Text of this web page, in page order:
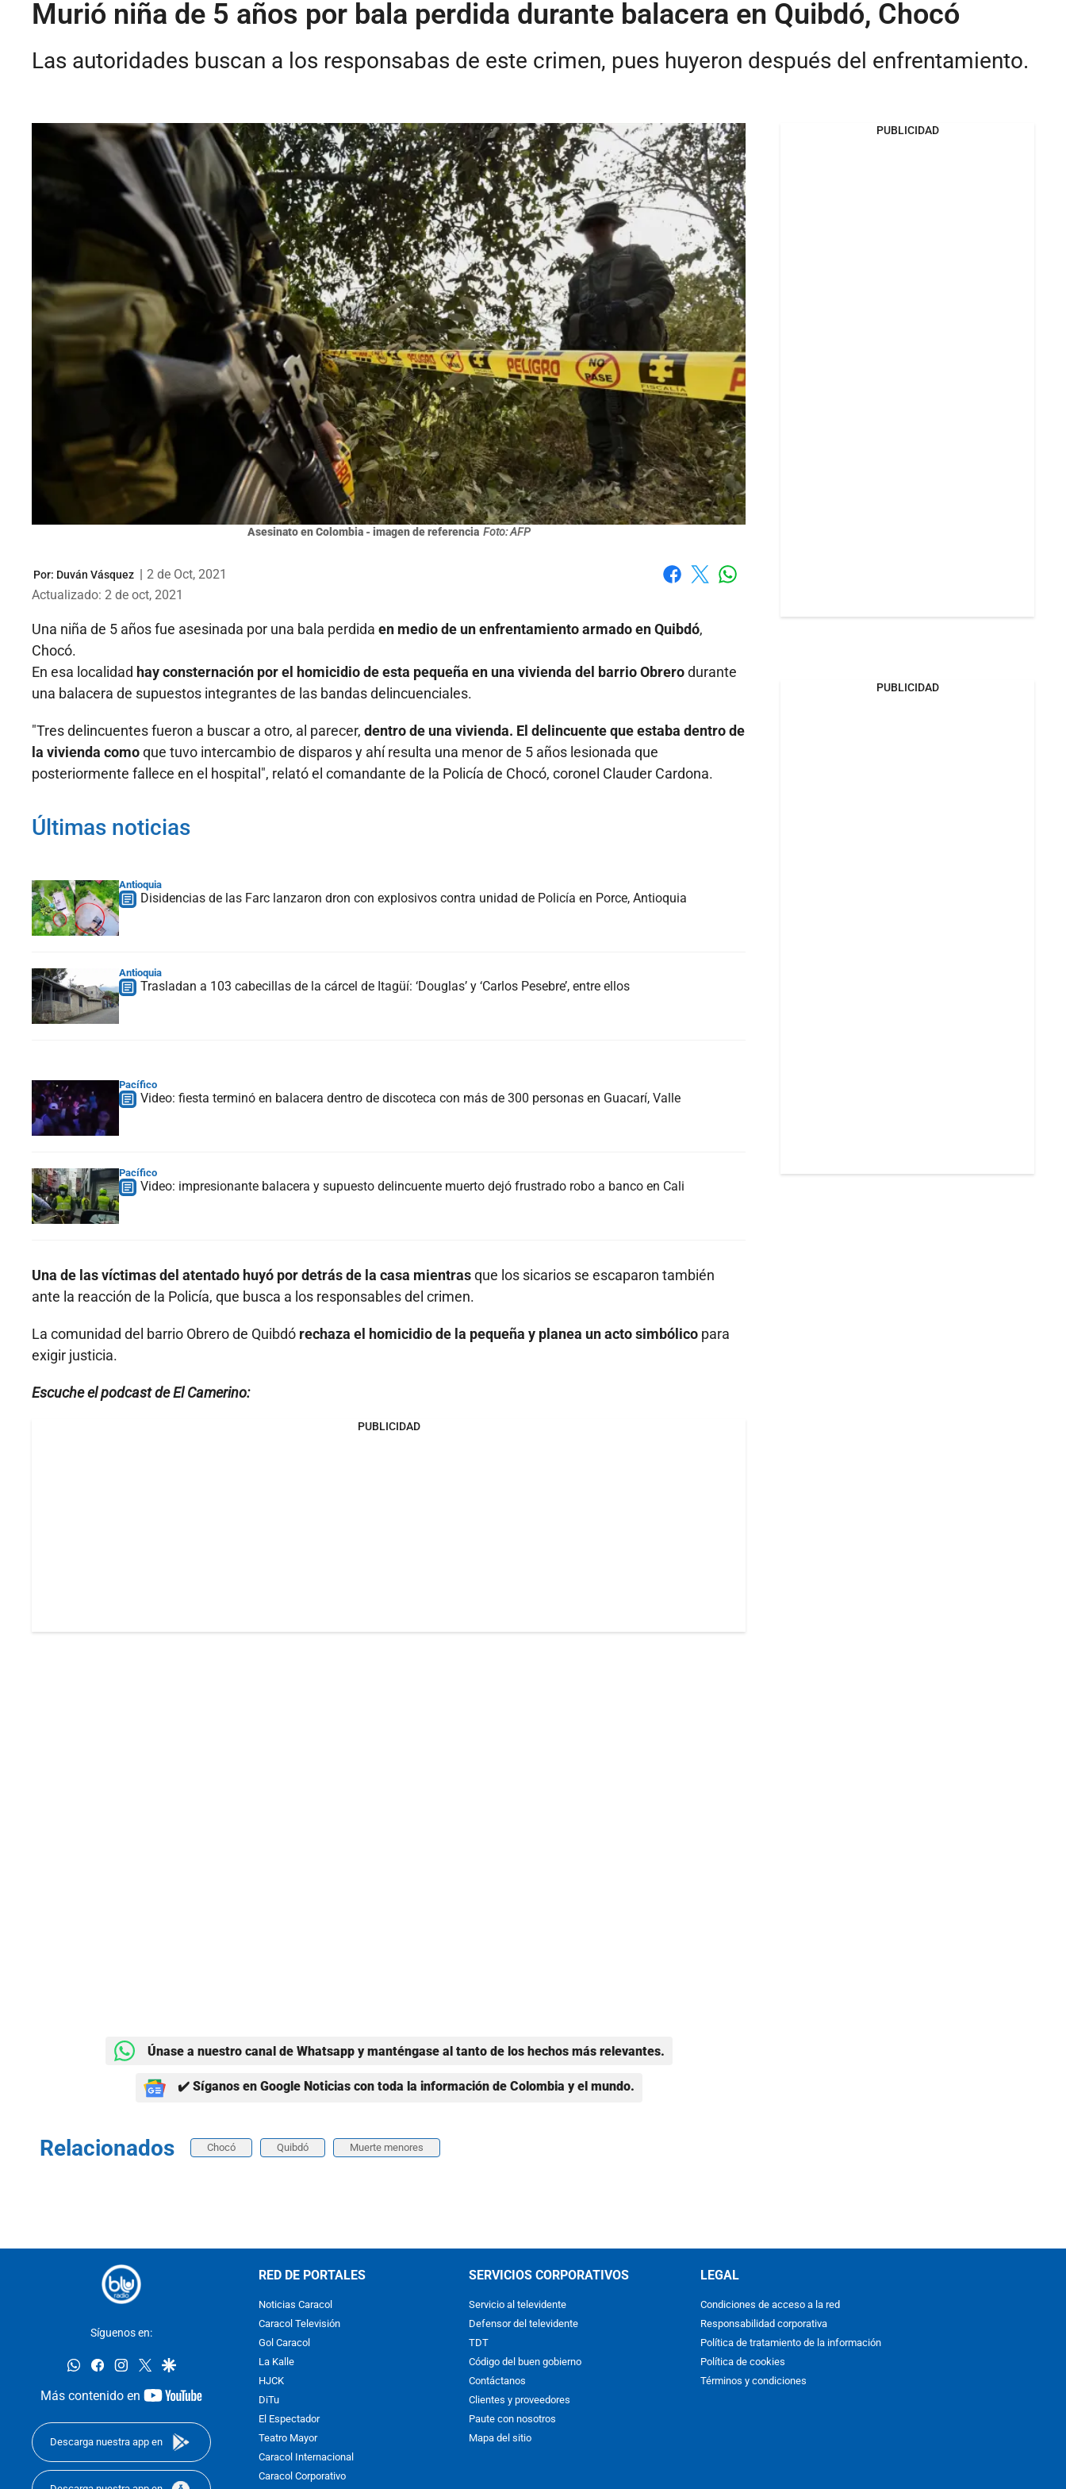
Murió niña de 5 años por bala perdida durante balacera en Quibdó, Chocó
Las autoridades buscan a los responsabas de este crimen, pues huyeron después del enfrentamiento.
Asesinato en Colombia - imagen de referencia Foto: AFP
Por: Duván Vásquez | 2 de Oct, 2021
Actualizado: 2 de oct, 2021
Una niña de 5 años fue asesinada por una bala perdida en medio de un enfrentamiento armado en Quibdó,
Chocó.
En esa localidad hay consternación por el homicidio de esta pequeña en una vivienda del barrio Obrerodurante
una balacera de supuestos integrantes de las bandas delincuenciales.
"Tres delincuentes fueron a buscar a otro, al parecer, dentro de una vivienda. El delincuente que estaba dentro de
la vivienda comoque tuvo intercambio de disparos y ahí resulta una menor de 5 años lesionada que
posteriormente fallece en el hospital", relató el comandante de la Policía de Chocó, coronel Clauder Cardona.
Últimas noticias
Antioquia
Disidencias de las Farc lanzaron dron con explosivos contra unidad de Policía en Porce, Antioquia
Antioquia
Trasladan a 103 cabecillas de la cárcel de Itagüí: ‘Douglas’ y ‘Carlos Pesebre’, entre ellos
Pacífico
Video: fiesta terminó en balacera dentro de discoteca con más de 300 personas en Guacarí, Valle
Pacífico
Video: impresionante balacera y supuesto delincuente muerto dejó frustrado robo a banco en Cali
Una de las víctimas del atentado huyó por detrás de la casa mientrasque los sicarios se escaparon también
ante la reacción de la Policía, que busca a los responsables del crimen.
La comunidad del barrio Obrero de Quibdó rechaza el homicidio de la pequeña y planea un acto simbólico para
exigir justicia.
Escuche el podcast de El Camerino:
PUBLICIDAD
Únase a nuestro canal de Whatsapp y manténgase al tanto de los hechos más relevantes.
✔️ Síganos en Google Noticias con toda la información de Colombia y el mundo.
Relacionados Chocó Quibdó Muerte menores
PUBLICIDAD
PUBLICIDAD
Síguenos en:
whatsappfacebookinstagram
twittergoogle
Más contenido en
youtube-
Descarga nuestra app en
RED DE PORTALES
Noticias Caracol
Caracol Televisión
Gol Caracol
La Kalle
HJCK
DiTu
El Espectador
Teatro Mayor
Caracol Internacional
Caracol Corporativo
SERVICIOS CORPORATIVOS
Servicio al televidente
Defensor del televidente
TDT
Código del buen gobierno
Contáctanos
Clientes y proveedores
Paute con nosotros
Mapa del sitio
LEGAL
Condiciones de acceso a la red
Responsabilidad corporativa
Política de tratamiento de la información
Política de cookies
Términos y condiciones